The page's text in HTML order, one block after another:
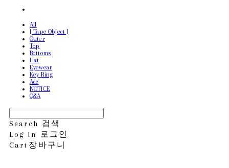
All
[ Tape Object ]
Outer
Top
Bottoms
Hat
Eyewear
Key Ring
Acc
NOTICE
Q&A
Search 검색
Log In
로그인
Cart 장바구니